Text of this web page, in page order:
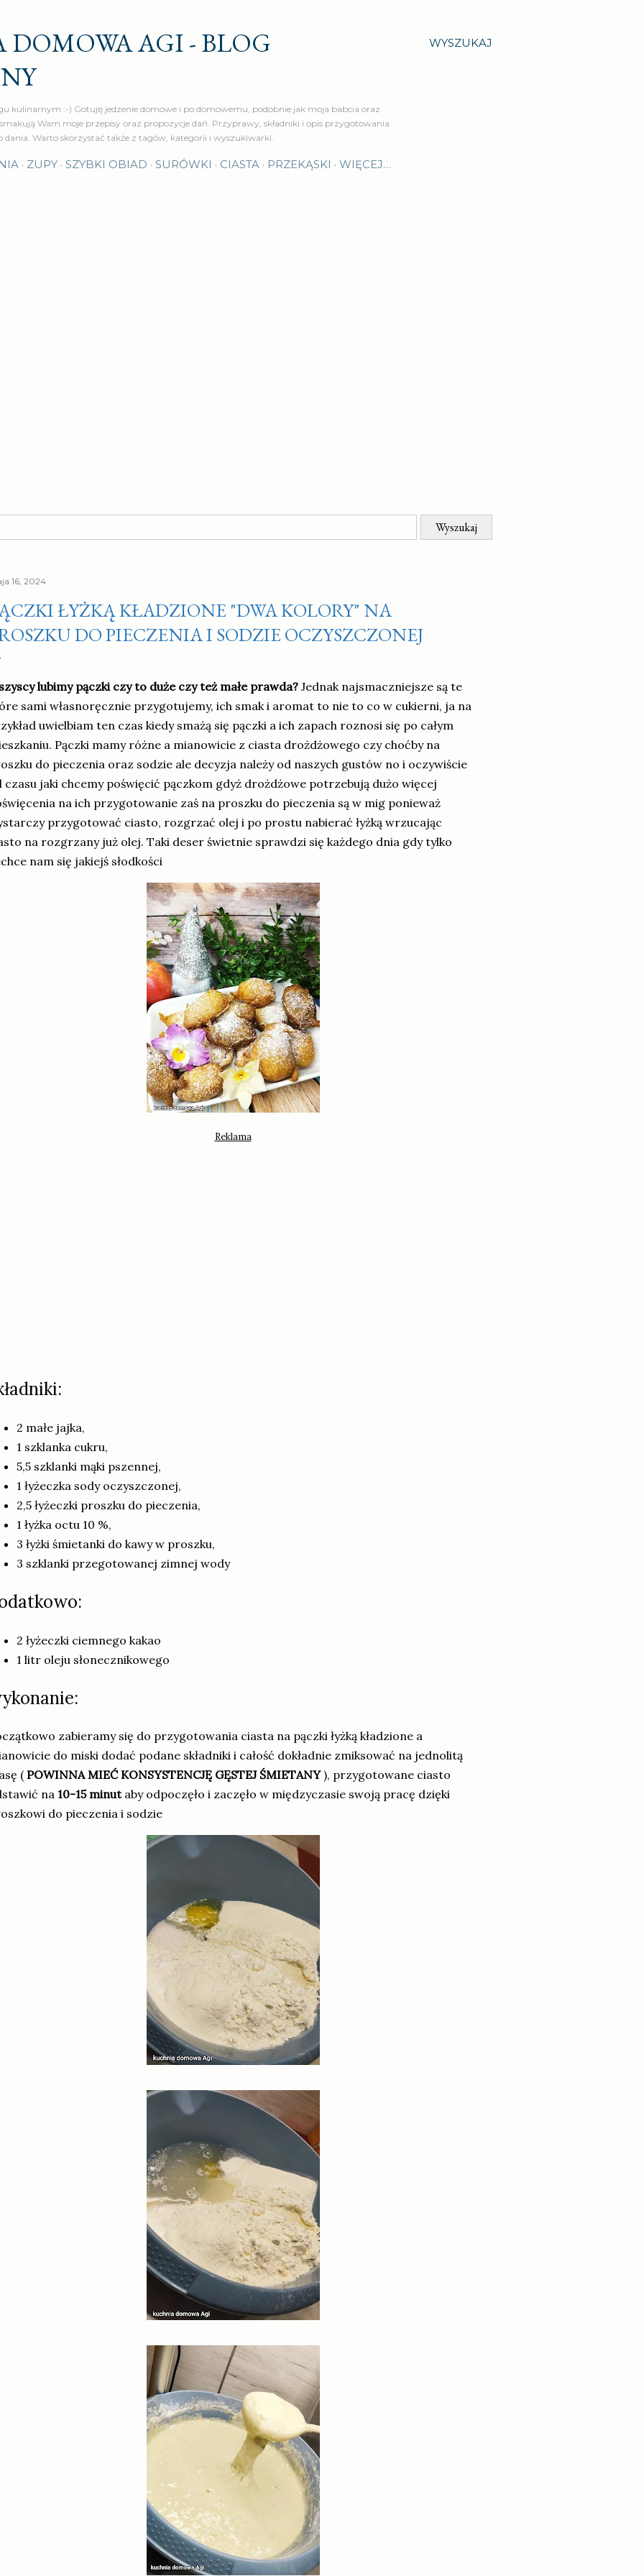
WYSZUKAJ
AGI - BLOG
kulinarnym :-) Gotuję jedzenie domowe i po domowemu, podobnie jak moja babcia oraz
Wam moje przepisy oraz propozycje dań. Przyprawy, składniki i opis przygotowania
dania. Warto skorzystać także z tagów, kategorii i wyszukiwarki.
ZUPY SZYBKI OBIAD SURÓWKI CIASTA PRZEKĄSKI WIĘCEJ…
16, 2024
ŁYŻKĄ KŁADZIONE "DWA KOLORY" NA
DO PIECZENIA I SODZIE OCZYSZCZONEJ
lubimy pączki czy to duże czy też małe prawda?Jednak najsmaczniejsze są te
sami własnoręcznie przygotujemy, ich smak i aromat to nie to co w cukierni, ja na
uwielbiam ten czas kiedy smażą się pączki a ich zapach roznosi się po całym
Pączki mamy różne a mianowicie z ciasta drożdżowego czy choćby na
do pieczenia oraz sodzie ale decyzja należy od naszych gustów no i oczywiście
czasu jaki chcemy poświęcić pączkom gdyż drożdżowe potrzebują dużo więcej
na ich przygotowanie zaś na proszku do pieczenia są w mig ponieważ
przygotować ciasto, rozgrzać olej i po prostu nabierać łyżką wrzucając
na rozgrzany już olej. Taki deser świetnie sprawdzi się każdego dnia gdy tylko
nam się jakiejś słodkości
2 małe jajka,
1 szklanka cukru,
5,5 szklanki mąki pszennej,
1 łyżeczka sody oczyszczonej,
2,5 łyżeczki proszku do pieczenia,
1 łyżka octu 10 %,
3 łyżki śmietanki do kawy w proszku,
3 szklanki przegotowanej zimnej wody
2 łyżeczki ciemnego kakao
1 litr oleju słonecznikowego
zabieramy się do przygotowania ciasta na pączki łyżką kładzione a
do miski dodać podane składniki i całość dokładnie zmiksować na jednolitą
( POWINNA MIEĆ KONSYSTENCJĘ GĘSTEJ ŚMIETANY), przygotowane ciasto
na 10-15 minut aby odpoczęło i zaczęło w międzyczasie swoją pracę dzięki
do pieczenia i sodzie